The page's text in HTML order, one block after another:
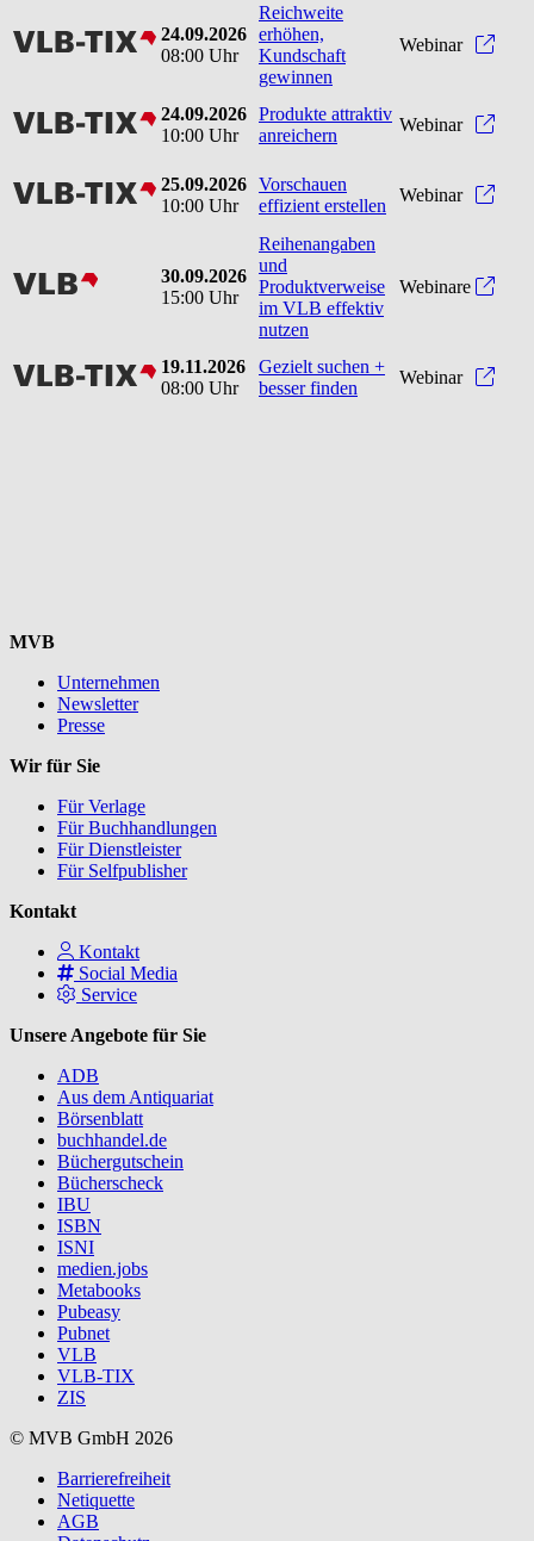
vlbtix
24.09.2026
08:00 Uhr
Reichweite
erhöhen,
Kundschaft
gewinnen
Webinar
vlbtix
24.09.2026
10:00 Uhr
Produkte attraktiv
anreichern
Webinar
vlbtix
25.09.2026
10:00 Uhr
Vorschauen
effizient erstellen
Webinar
vlb
30.09.2026
15:00 Uhr
Reihenangaben
und
Produktverweise
im VLB effektiv
nutzen
Webinare
vlbtix
19.11.2026
08:00 Uhr
Gezielt suchen +
besser finden
Webinar
MVB
Unternehmen
Newsletter
Presse
Wir für Sie
Für Verlage
Für Buchhandlungen
Für Dienstleister
Für Selfpublisher
Kontakt
Kontakt
Social Media
Service
Unsere Angebote für Sie
ADB
Aus dem Antiquariat
Börsenblatt
buchhandel.de
Büchergutschein
Bücherscheck
IBU
ISBN
ISNI
medien.jobs
Metabooks
Pubeasy
Pubnet
VLB
VLB-TIX
ZIS
© MVB GmbH 2026
Barrierefreiheit
Netiquette
AGB